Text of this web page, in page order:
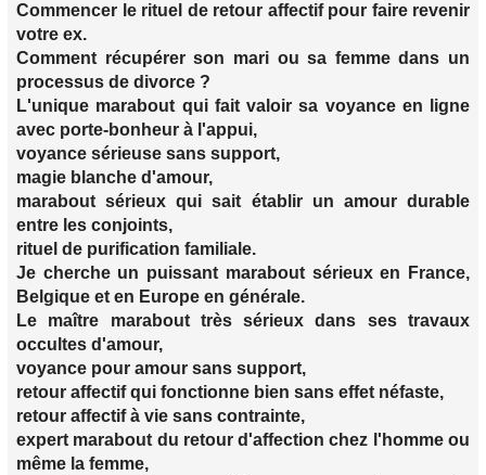
Commencer le rituel de retour affectif pour faire revenir
votre ex.
Comment récupérer son mari ou sa femme dans un
processus de divorce ?
L'unique marabout qui fait valoir sa voyance en ligne
avec porte-bonheur à l'appui,
voyance sérieuse sans support,
magie blanche d'amour,
marabout sérieux qui sait établir un amour durable
entre les conjoints,
rituel de purification familiale.
Je cherche un puissant marabout sérieux en France,
Belgique et en Europe en générale.
Le maître marabout très sérieux dans ses travaux
occultes d'amour,
voyance pour amour sans support,
retour affectif qui fonctionne bien sans effet néfaste,
retour affectif à vie sans contrainte,
expert marabout du retour d'affection chez l'homme ou
même la femme,